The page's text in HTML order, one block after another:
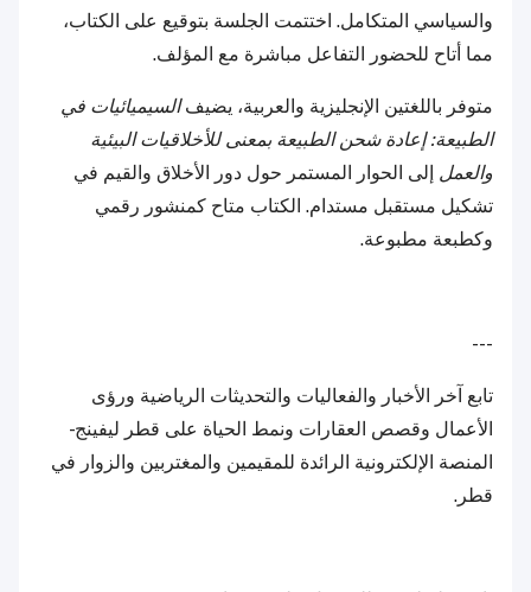
والسياسي المتكامل. اختتمت الجلسة بتوقيع على الكتاب،
مما أتاح للحضور التفاعل مباشرة مع المؤلف.
متوفر باللغتين الإنجليزية والعربية، يضيفالسيميائيات في
الطبيعة: إعادة شحن الطبيعة بمعنى للأخلاقيات البيئية
والعمل إلى الحوار المستمر حول دور الأخلاق والقيم في
تشكيل مستقبل مستدام. الكتاب متاح كمنشور رقمي
وكطبعة مطبوعة.
---
تابع آخر الأخبار والفعاليات والتحديثات الرياضية ورؤى
الأعمال وقصص العقارات ونمط الحياة على قطر ليفينج -
المنصة الإلكترونية الرائدة للمقيمين والمغتربين والزوار في
قطر.